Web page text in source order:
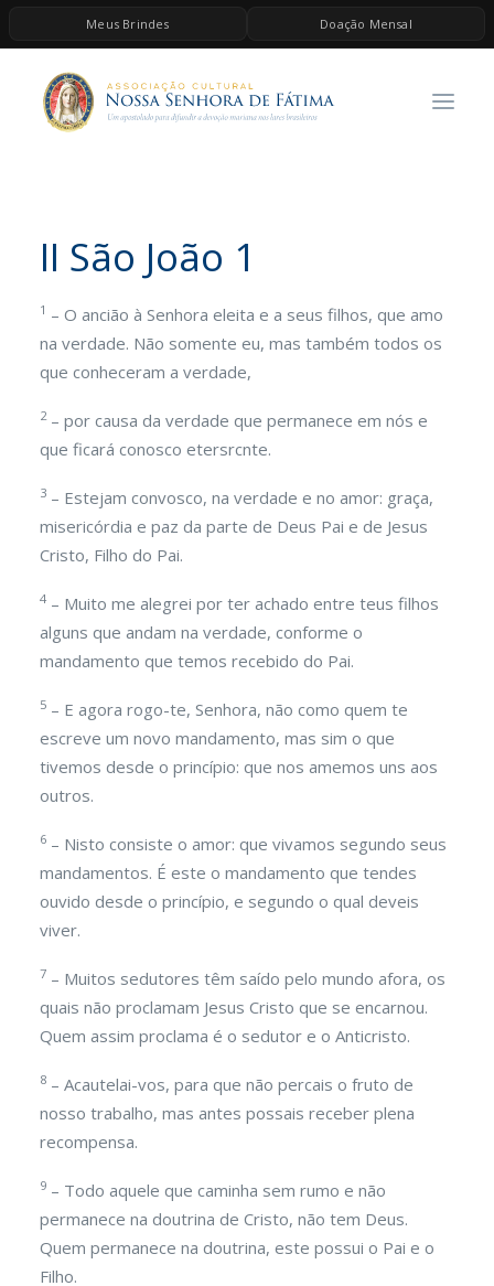
Meus Brindes Doação Mensal
HOME
A ASSOCIAÇÃO
AS MELHORES MÚSICAS CATÓLICAS
QUERO DOAR
II São João 1
1 – O ancião à Senhora eleita e a seus filhos, que amo
na verdade. Não somente eu, mas também todos os
que conheceram a verdade,
2– por causa da verdade que permanece em nós e
que ficará conosco etersrcnte.
3 – Estejam convosco, na verdade e no amor: graça,
misericórdia e paz da parte de Deus Pai e de Jesus
Cristo, Filho do Pai.
4 – Muito me alegrei por ter achado entre teus filhos
alguns que andam na verdade, conforme o
mandamento que temos recebido do Pai.
5 – E agora rogo-te, Senhora, não como quem te
escreve um novo mandamento, mas sim o que
tivemos desde o princípio: que nos amemos uns aos
outros.
6 – Nisto consiste o amor: que vivamos segundo seus
mandamentos. É este o mandamento que tendes
ouvido desde o princípio, e segundo o qual deveis
viver.
7 – Muitos sedutores têm saído pelo mundo afora, os
quais não proclamam Jesus Cristo que se encarnou.
Quem assim proclama é o sedutor e o Anticristo.
8 – Acautelai-vos, para que não percais o fruto de
nosso trabalho, mas antes possais receber plena
recompensa.
9 – Todo aquele que caminha sem rumo e não
permanece na doutrina de Cristo, não tem Deus.
Quem permanece na doutrina, este possui o Pai e o
Filho.